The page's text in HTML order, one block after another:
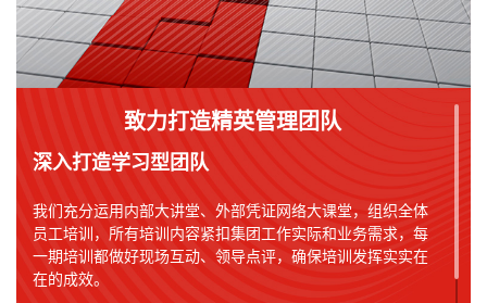
致力打造精英管理团队
深入打造学习型团队
我们充分运用内部大讲堂、外部凭证网络大课堂，组织全体
员工培训，所有培训内容紧扣集团工作实际和业务需求，每
一期培训都做好现场互动、领导点评，确保培训发挥实实在
在的成效。